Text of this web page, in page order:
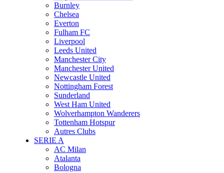
Burnley
Chelsea
Everton
Fulham FC
Liverpool
Leeds United
Manchester City
Manchester United
Newcastle United
Nottingham Forest
Sunderland
West Ham United
Wolverhampton Wanderers
Tottenham Hotspur
Autres Clubs
SERIE A
AC Milan
Atalanta
Bologna